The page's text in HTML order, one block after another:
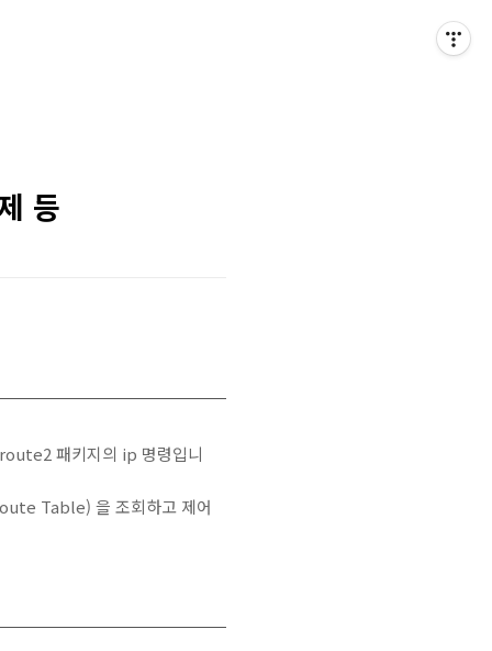
등
패키지의 ip 명령입니
Table) 을 조회하고 제어